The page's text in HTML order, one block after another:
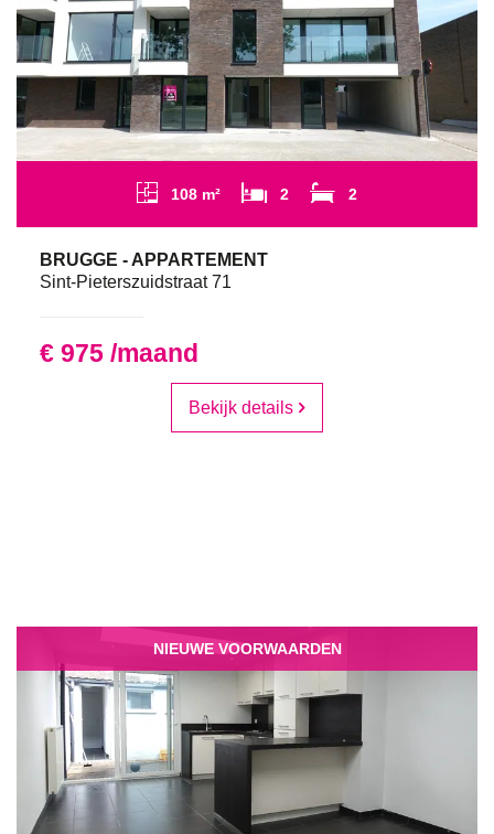
108 m² 2 2
BRUGGE - APPARTEMENT
Sint-Pieterszuidstraat 71
€ 975 /maand
Bekijk details
NIEUWE VOORWAARDEN